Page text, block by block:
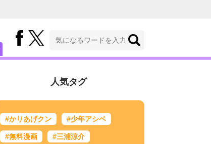
人気タグ
#かりあげクン #少年アシベ
#無料漫画 #三浦涼介